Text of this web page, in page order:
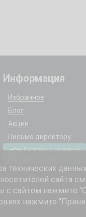
Информация
Избранное
Блог
Акции
Письмо директору
Подписка на новые
сайта
с сайтом нажмите
нажмите